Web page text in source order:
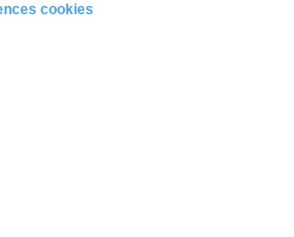
cookies